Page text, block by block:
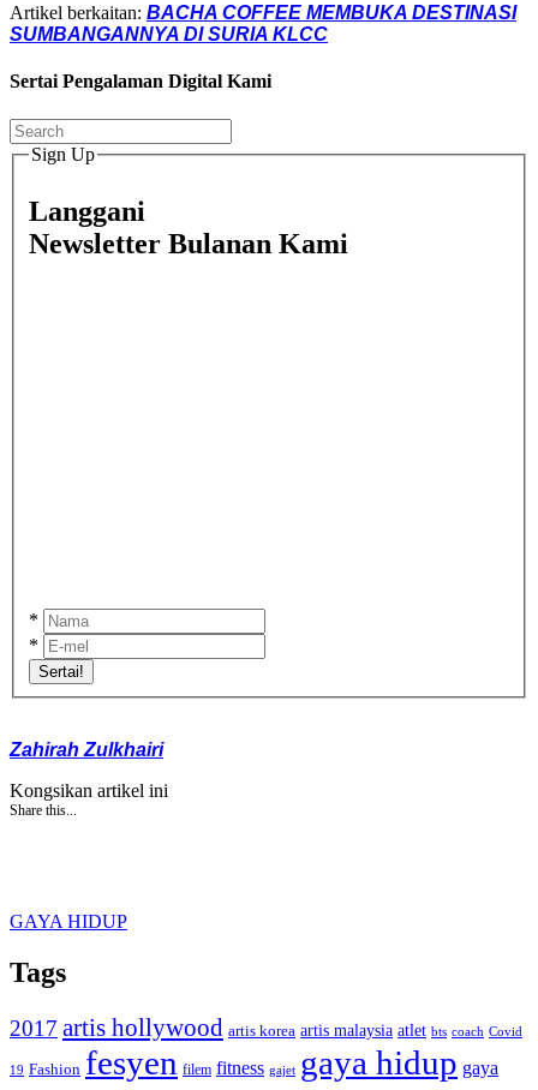
Artikel berkaitan: BACHA COFFEE MEMBUKA DESTINASI
SUMBANGANNYA DI SURIA KLCC
Sertai Pengalaman Digital Kami
Sign Up
Langgani
Newsletter Bulanan Kami
*
*
Sertai!
Zahirah Zulkhairi
Kongsikan artikel ini
Share this...
GAYA HIDUP
Tags
2017 artis hollywood artis korea artis malaysia atlet bts coach Covid
19 Fashion fesyen filem fitness gajet gaya hidup gaya